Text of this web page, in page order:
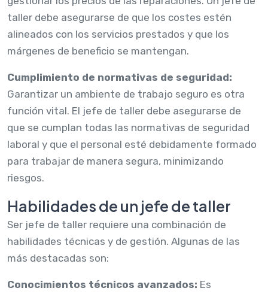
taller debe asegurarse de que los costes estén
alineados con los servicios prestados y que los
márgenes de beneficio se mantengan.
Cumplimiento de normativas de seguridad:
Garantizar un ambiente de trabajo seguro es otra
función vital. El jefe de taller debe asegurarse de
que se cumplan todas las normativas de seguridad
laboral y que el personal esté debidamente formado
para trabajar de manera segura, minimizando
riesgos.
Habilidades de un jefe de taller
Ser jefe de taller requiere una combinación de
habilidades técnicas y de gestión. Algunas de las
más destacadas son:
Conocimientos técnicos avanzados: Es